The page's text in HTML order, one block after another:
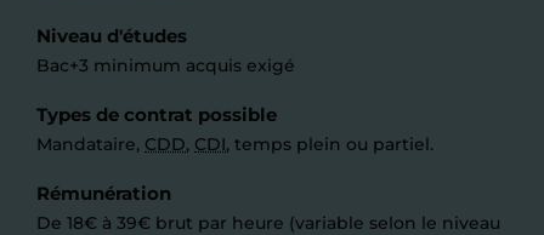
Niveau d'études
Bac+3 minimum acquis exigé
Types de contrat possible
Mandataire, CDD, CDI, temps plein ou partiel.
Rémunération
De 18€ à 39€ brut par heure (variable selon le niveau